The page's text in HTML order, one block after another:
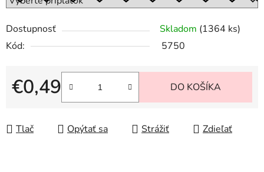
Dostupnosť Skladom (1364 ks)
Kód:
5750
€0,49
Jednotková cena:
DO KOŠÍKA
Tlač Opýtať sa Strážiť Zdieľať